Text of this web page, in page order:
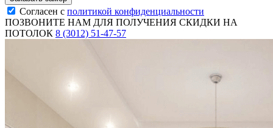
Согласен с политикой конфиденциальности
ПОЗВОНИТЕ НАМ ДЛЯ ПОЛУЧЕНИЯ СКИДКИ НА
ПОТОЛОК 8 (3012) 51-47-57